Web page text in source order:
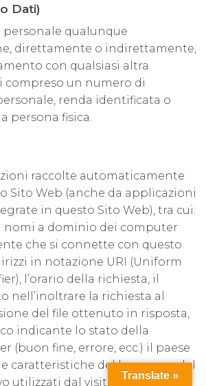
Dati)
personale qualunque
direttamente o indirettamente,
con qualsiasi altra
compreso un numero di
renda identificata o
persona fisica.
raccolte automaticamente
Sito Web (anche da applicazioni
in questo Sito Web), tra cui:
nomi a dominio dei computer
che si connette con questo
in notazione URI (Uniform
l’orario della richiesta, il
nell’inoltrare la richiesta al
del file ottenuto in risposta,
indicante lo stato della
(buon fine, errore, ecc.) il paese
caratteristiche del browser e del
utilizzati dal visitatore, le varie
Translate »